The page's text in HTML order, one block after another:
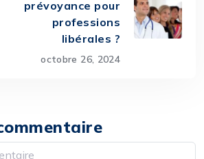
prévoyance pour
professions
libérales ?
octobre 26, 2024